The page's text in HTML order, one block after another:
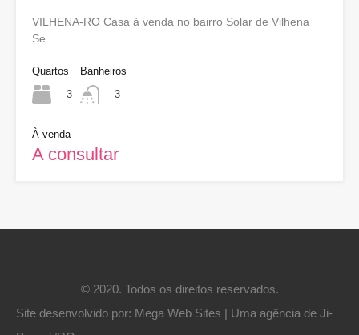
VILHENA-RO Casa à venda no bairro Solar de Vilhena
Se…
Quartos
3
Banheiros
3
À venda
A consultar
© 2020. Todos os direitos reservados.
Site desenvolvido por: Mega Web Sites | Uma agência de Ji-